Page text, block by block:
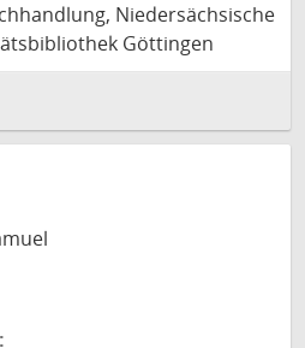
Niedersächsische
Göttingen